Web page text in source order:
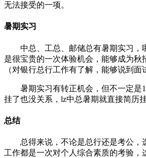
无法接受的一项。
暑期实习
中总、工总、邮储总有暑期实习，
是很宝贵的一次体验机会，能够成为秋
（对银行总行工作有了解，能够说到面
暑期实习有转正机会，但不一定是
挂了也没关系，lz中总暑期就直接简历
总结
总得来说，不论是总行还是考公，
工作都是一次对个人综合素质的考验，